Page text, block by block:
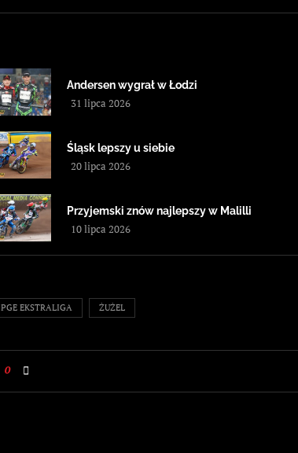
Andersen wygrał w Łodzi
31 lipca 2026
Śląsk lepszy u siebie
20 lipca 2026
Przyjemski znów najlepszy w Malilli
10 lipca 2026
PGE EKSTRALIGA ŻUŻEL
0